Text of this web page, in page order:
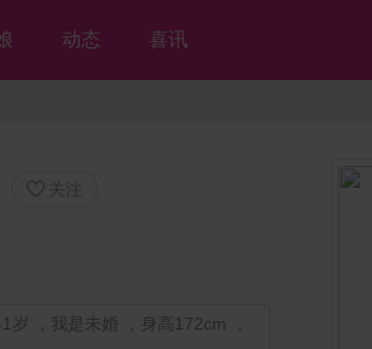
动态 喜讯
 关注
，我是未婚 ，身高172cm ，